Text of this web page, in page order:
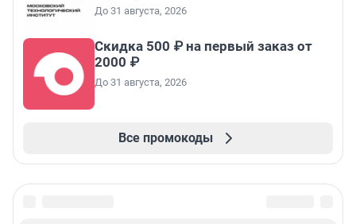
До 31 августа, 2026
Скидка 500 ₽ на первый заказ от
2000 ₽
До 31 августа, 2026
Все промокоды